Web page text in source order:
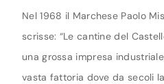
Nel 1968 il Marchese Paolo
scrisse: “Le cantine del
una grossa impresa
vasta fattoria dove da secoli